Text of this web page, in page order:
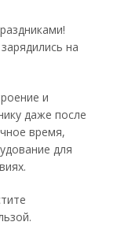
на
и
даже после
время,
для